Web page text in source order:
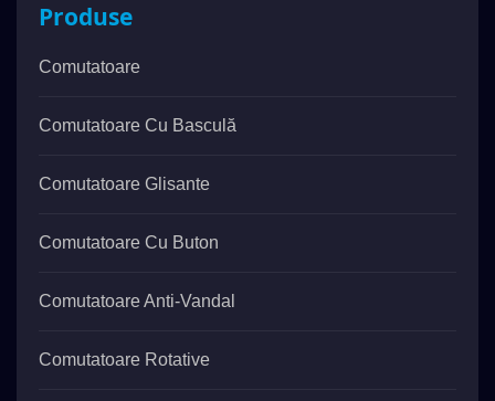
Produse
Comutatoare
Comutatoare Cu Basculă
Comutatoare Glisante
Comutatoare Cu Buton
Comutatoare Anti-Vandal
Comutatoare Rotative